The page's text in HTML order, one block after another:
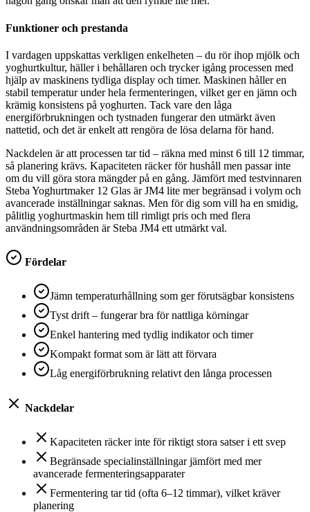
Funktioner och prestanda
I vardagen uppskattas verkligen enkelheten – du rör ihop mjölk och
yoghurtkultur, häller i behållaren och trycker igång processen med
hjälp av maskinens tydliga display och timer. Maskinen håller en
stabil temperatur under hela fermenteringen, vilket ger en jämn och
krämig konsistens på yoghurten. Tack vare den låga
energiförbrukningen och tystnaden fungerar den utmärkt även
nattetid, och det är enkelt att rengöra de lösa delarna för hand.
Nackdelen är att processen tar tid – räkna med minst 6 till 12 timmar,
så planering krävs. Kapaciteten räcker för hushåll men passar inte
om du vill göra stora mängder på en gång. Jämfört med testvinnaren
Steba Yoghurtmaker 12 Glas är JM4 lite mer begränsad i volym och
avancerade inställningar saknas. Men för dig som vill ha en smidig,
pålitlig yoghurtmaskin hem till rimligt pris och med flera
användningsområden är Steba JM4 ett utmärkt val.
Fördelar
Jämn temperaturhållning som ger förutsägbar konsistens
Tyst drift – fungerar bra för nattliga körningar
Enkel hantering med tydlig indikator och timer
Kompakt format som är lätt att förvara
Låg energiförbrukning relativt den långa processen
Nackdelar
Kapaciteten räcker inte för riktigt stora satser i ett svep
Begränsade specialinställningar jämfört med mer
avancerade fermenteringsapparater
Fermentering tar tid (ofta 6–12 timmar), vilket kräver
planering